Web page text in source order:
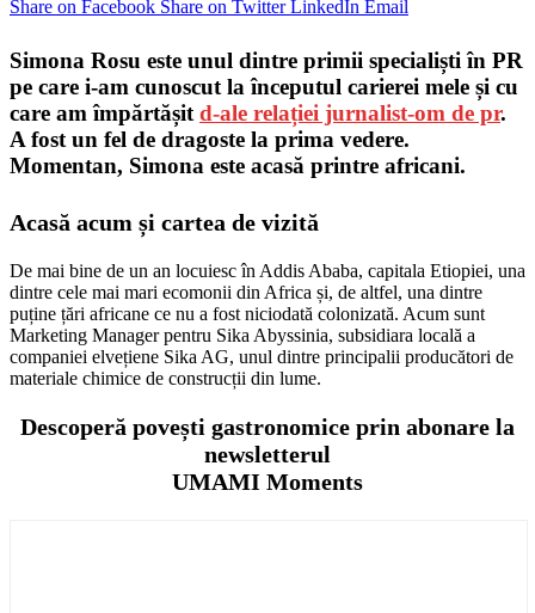
Share on Facebook Share on Twitter LinkedIn Email
Simona Rosu este unul dintre primii specialiști în PR
pe care i-am cunoscut la începutul carierei mele și cu
care am împărtășit d-ale relației jurnalist-om de pr.
A fost un fel de dragoste la prima vedere.
Momentan, Simona este acasă printre africani.
Acasă acum și cartea de vizită
De mai bine de un an locuiesc în Addis Ababa, capitala Etiopiei, una
dintre cele mai mari ecomonii din Africa și, de altfel, una dintre
puține țări africane ce nu a fost niciodată colonizată. Acum sunt
Marketing Manager pentru Sika Abyssinia, subsidiara locală a
companiei elvețiene Sika AG, unul dintre principalii producători de
materiale chimice de construcții din lume.
Descoperă povești gastronomice prin abonare la
newsletterul
UMAMI Moments